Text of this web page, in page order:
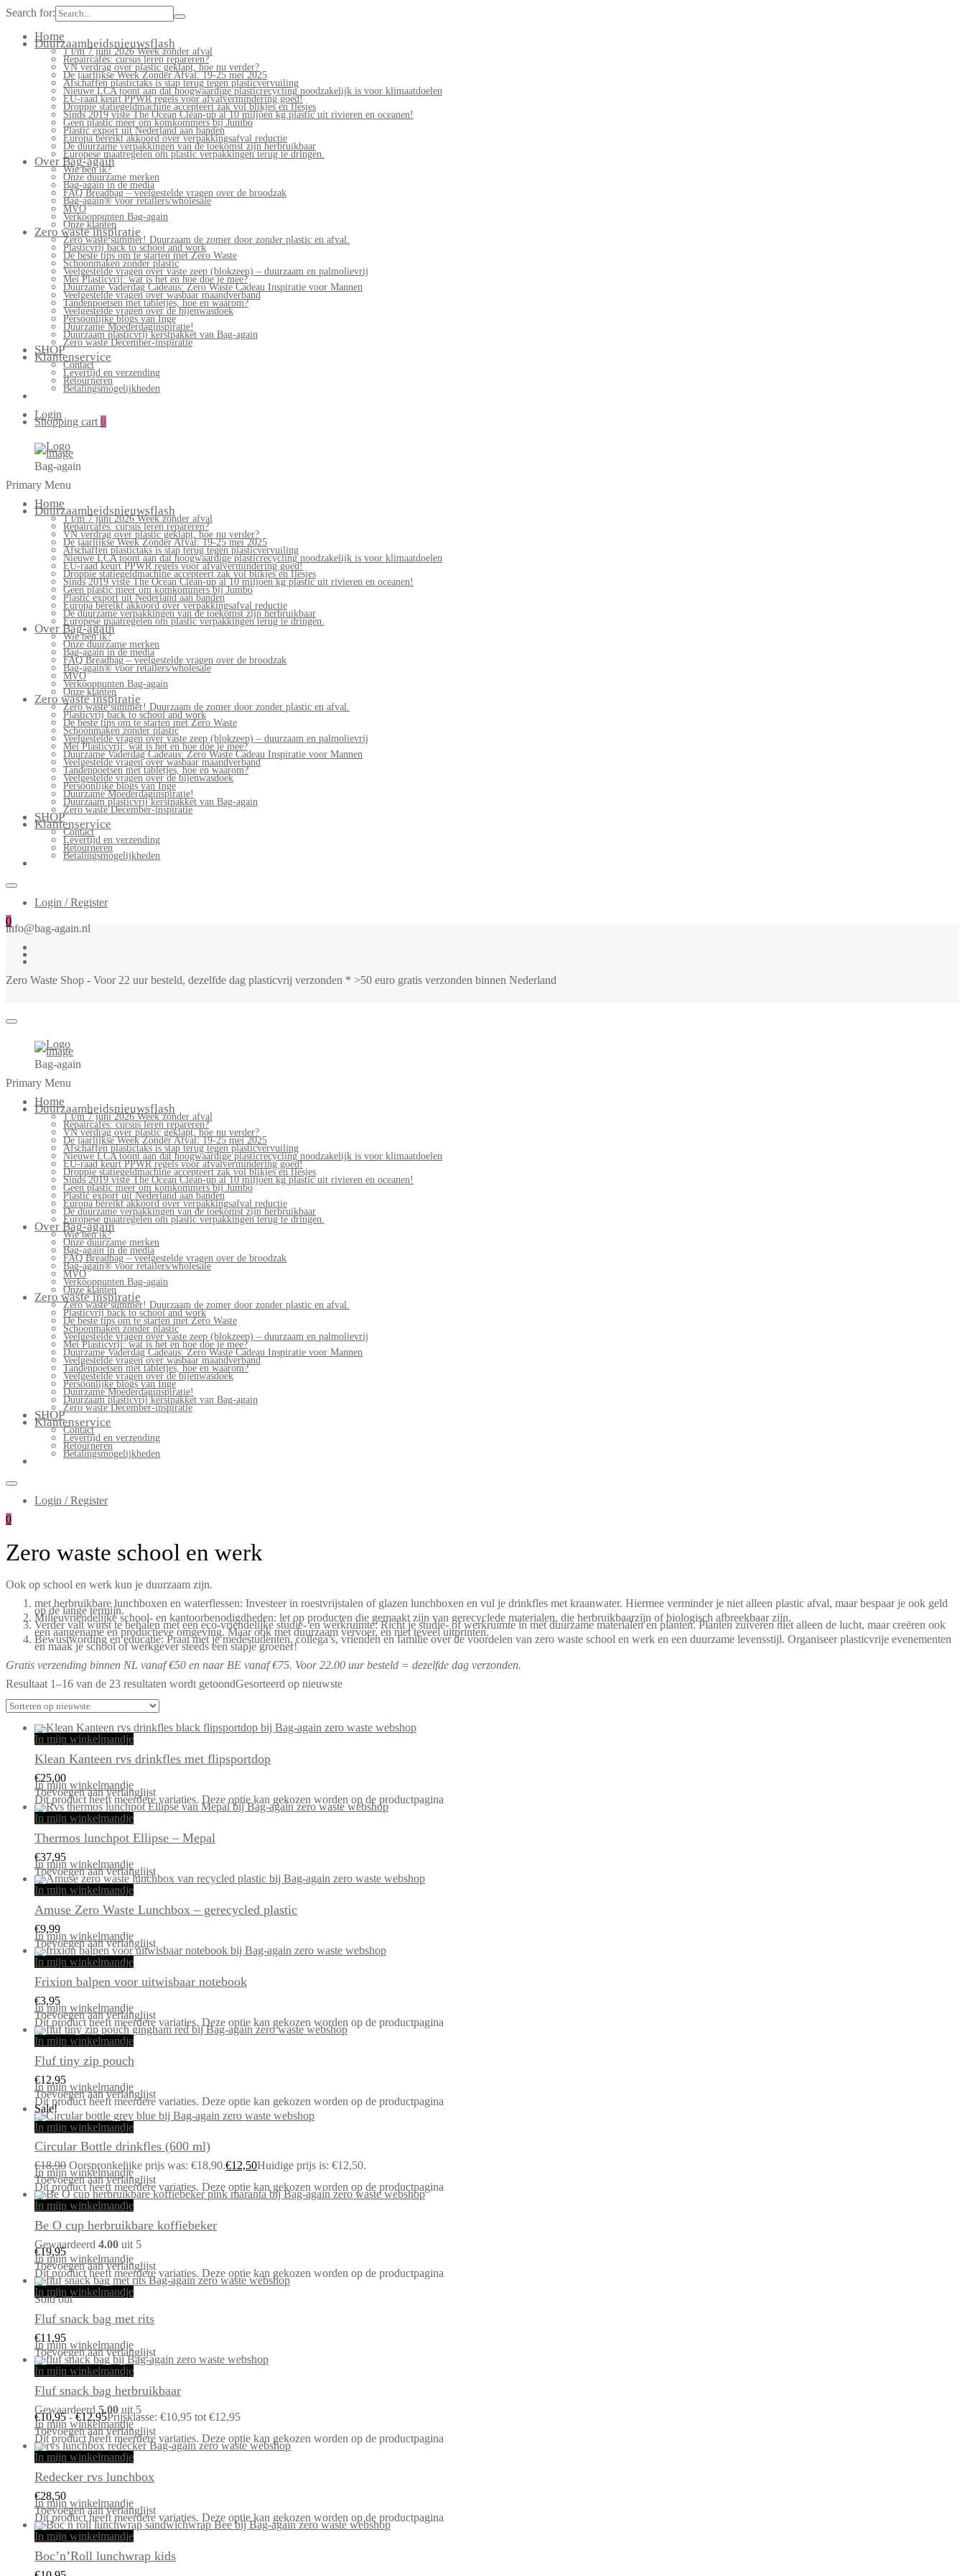
Search for:
Home
Duurzaamheidsnieuwsflash
1 t/m 7 juni 2026 Week zonder afval
Repaircafés: cursus leren repareren?
VN verdrag over plastic geklapt, hoe nu verder?
De jaarlijkse Week Zonder Afval: 19-25 mei 2025
Afschaffen plastictaks is stap terug tegen plasticvervuiling
Nieuwe LCA toont aan dat hoogwaardige plasticrecycling noodzakelijk is voor klimaatdoelen
EU-raad keurt PPWR regels voor afvalvermindering goed!
Droppie statiegeldmachine accepteert zak vol blikjes en flesjes
Sinds 2019 viste The Ocean Clean-up al 10 miljoen kg plastic uit rivieren en oceanen!
Geen plastic meer om komkommers bij Jumbo
Plastic export uit Nederland aan banden
Europa bereikt akkoord over verpakkingsafval reductie
De duurzame verpakkingen van de toekomst zijn herbruikbaar
Europese maatregelen om plastic verpakkingen terug te dringen.
Over Bag-again
Wie ben ik?
Onze duurzame merken
Bag-again in de media
FAQ Breadbag – veelgestelde vragen over de broodzak
Bag-again® voor retailers/wholesale
MVO
Verkooppunten Bag-again
Onze klanten
Zero waste inspiratie
Zero waste summer! Duurzaam de zomer door zonder plastic en afval.
Plasticvrij back to school and work
De beste tips om te starten met Zero Waste
Schoonmaken zonder plastic
Veelgestelde vragen over vaste zeep (blokzeep) – duurzaam en palmolievrij
Mei Plasticvrij: wat is het en hoe doe je mee?
Duurzame Vaderdag Cadeaus: Zero Waste Cadeau Inspiratie voor Mannen
Veelgestelde vragen over wasbaar maandverband
Tandenpoetsen met tabletjes, hoe en waarom?
Veelgestelde vragen over de bijenwasdoek
Persoonlijke blogs van Inge
Duurzame Moederdaginspiratie!
Duurzaam plasticvrij kerstpakket van Bag-again
Zero waste December-inspiratie
SHOP
Klantenservice
Contact
Levertijd en verzending
Retourneren
Betalingsmogelijkheden
Login
Shopping cart 0
Bag-again
Primary Menu
Home
Duurzaamheidsnieuwsflash
1 t/m 7 juni 2026 Week zonder afval
Repaircafés: cursus leren repareren?
VN verdrag over plastic geklapt, hoe nu verder?
De jaarlijkse Week Zonder Afval: 19-25 mei 2025
Afschaffen plastictaks is stap terug tegen plasticvervuiling
Nieuwe LCA toont aan dat hoogwaardige plasticrecycling noodzakelijk is voor klimaatdoelen
EU-raad keurt PPWR regels voor afvalvermindering goed!
Droppie statiegeldmachine accepteert zak vol blikjes en flesjes
Sinds 2019 viste The Ocean Clean-up al 10 miljoen kg plastic uit rivieren en oceanen!
Geen plastic meer om komkommers bij Jumbo
Plastic export uit Nederland aan banden
Europa bereikt akkoord over verpakkingsafval reductie
De duurzame verpakkingen van de toekomst zijn herbruikbaar
Europese maatregelen om plastic verpakkingen terug te dringen.
Over Bag-again
Wie ben ik?
Onze duurzame merken
Bag-again in de media
FAQ Breadbag – veelgestelde vragen over de broodzak
Bag-again® voor retailers/wholesale
MVO
Verkooppunten Bag-again
Onze klanten
Zero waste inspiratie
Zero waste summer! Duurzaam de zomer door zonder plastic en afval.
Plasticvrij back to school and work
De beste tips om te starten met Zero Waste
Schoonmaken zonder plastic
Veelgestelde vragen over vaste zeep (blokzeep) – duurzaam en palmolievrij
Mei Plasticvrij: wat is het en hoe doe je mee?
Duurzame Vaderdag Cadeaus: Zero Waste Cadeau Inspiratie voor Mannen
Veelgestelde vragen over wasbaar maandverband
Tandenpoetsen met tabletjes, hoe en waarom?
Veelgestelde vragen over de bijenwasdoek
Persoonlijke blogs van Inge
Duurzame Moederdaginspiratie!
Duurzaam plasticvrij kerstpakket van Bag-again
Zero waste December-inspiratie
SHOP
Klantenservice
Contact
Levertijd en verzending
Retourneren
Betalingsmogelijkheden
Login / Register
0
info@bag-again.nl
Zero Waste Shop - Voor 22 uur besteld, dezelfde dag plasticvrij verzonden * >50 euro gratis verzonden binnen Nederland
Bag-again
Primary Menu
Home
Duurzaamheidsnieuwsflash
1 t/m 7 juni 2026 Week zonder afval
Repaircafés: cursus leren repareren?
VN verdrag over plastic geklapt, hoe nu verder?
De jaarlijkse Week Zonder Afval: 19-25 mei 2025
Afschaffen plastictaks is stap terug tegen plasticvervuiling
Nieuwe LCA toont aan dat hoogwaardige plasticrecycling noodzakelijk is voor klimaatdoelen
EU-raad keurt PPWR regels voor afvalvermindering goed!
Droppie statiegeldmachine accepteert zak vol blikjes en flesjes
Sinds 2019 viste The Ocean Clean-up al 10 miljoen kg plastic uit rivieren en oceanen!
Geen plastic meer om komkommers bij Jumbo
Plastic export uit Nederland aan banden
Europa bereikt akkoord over verpakkingsafval reductie
De duurzame verpakkingen van de toekomst zijn herbruikbaar
Europese maatregelen om plastic verpakkingen terug te dringen.
Over Bag-again
Wie ben ik?
Onze duurzame merken
Bag-again in de media
FAQ Breadbag – veelgestelde vragen over de broodzak
Bag-again® voor retailers/wholesale
MVO
Verkooppunten Bag-again
Onze klanten
Zero waste inspiratie
Zero waste summer! Duurzaam de zomer door zonder plastic en afval.
Plasticvrij back to school and work
De beste tips om te starten met Zero Waste
Schoonmaken zonder plastic
Veelgestelde vragen over vaste zeep (blokzeep) – duurzaam en palmolievrij
Mei Plasticvrij: wat is het en hoe doe je mee?
Duurzame Vaderdag Cadeaus: Zero Waste Cadeau Inspiratie voor Mannen
Veelgestelde vragen over wasbaar maandverband
Tandenpoetsen met tabletjes, hoe en waarom?
Veelgestelde vragen over de bijenwasdoek
Persoonlijke blogs van Inge
Duurzame Moederdaginspiratie!
Duurzaam plasticvrij kerstpakket van Bag-again
Zero waste December-inspiratie
SHOP
Klantenservice
Contact
Levertijd en verzending
Retourneren
Betalingsmogelijkheden
Login / Register
0
Zero waste school en werk
Ook op school en werk kun je duurzaam zijn.
met herbruikbare lunchboxen en waterflessen: Investeer in roestvrijstalen of glazen lunchboxen en vul je drinkfles met kraanwater. Hiermee verminder je niet alleen plastic afval, maar bespaar je ook geld
op de lange termijn.
Milieuvriendelijke school- en kantoorbenodigdheden: let op producten die gemaakt zijn van gerecyclede materialen, die herbruikbaarzijn of biologisch afbreekbaar zijn.
Verder valt winst te behalen met een eco-vriendelijke studie- en werkruimte: Richt je studie- of werkruimte in met duurzame materialen en planten. Planten zuiveren niet alleen de lucht, maar creëren ook
een aangename en productieve omgeving. Maar ook met duurzaam vervoer, en niet teveel uitprinten.
Bewustwording en educatie: Praat met je medestudenten, collega’s, vrienden en familie over de voordelen van zero waste school en werk en een duurzame levensstijl. Organiseer plasticvrije evenementen
en maak je school of werkgever steeds een stapje groener!
Gratis verzending binnen NL vanaf €50 en naar BE vanaf €75. Voor 22.00 uur besteld = dezelfde dag verzonden.
Resultaat 1–16 van de 23 resultaten wordt getoondGesorteerd op nieuwste
In mijn winkelmandje
Klean Kanteen rvs drinkfles met flipsportdop
€25,00
In mijn winkelmandje
Toevoegen aan verlanglijst
Dit product heeft meerdere variaties. Deze optie kan gekozen worden op de productpagina
In mijn winkelmandje
Thermos lunchpot Ellipse – Mepal
€37,95
In mijn winkelmandje
Toevoegen aan verlanglijst
In mijn winkelmandje
Amuse Zero Waste Lunchbox – gerecycled plastic
€9,99
In mijn winkelmandje
Toevoegen aan verlanglijst
In mijn winkelmandje
Frixion balpen voor uitwisbaar notebook
€3,95
In mijn winkelmandje
Toevoegen aan verlanglijst
Dit product heeft meerdere variaties. Deze optie kan gekozen worden op de productpagina
In mijn winkelmandje
Fluf tiny zip pouch
€12,95
In mijn winkelmandje
Toevoegen aan verlanglijst
Dit product heeft meerdere variaties. Deze optie kan gekozen worden op de productpagina
Sale!
In mijn winkelmandje
Circular Bottle drinkfles (600 ml)
€18,90 Oorspronkelijke prijs was: €18,90.€12,50Huidige prijs is: €12,50.
In mijn winkelmandje
Toevoegen aan verlanglijst
Dit product heeft meerdere variaties. Deze optie kan gekozen worden op de productpagina
In mijn winkelmandje
Be O cup herbruikbare koffiebeker
Gewaardeerd 4.00 uit 5
€19,95
In mijn winkelmandje
Toevoegen aan verlanglijst
Dit product heeft meerdere variaties. Deze optie kan gekozen worden op de productpagina
In mijn winkelmandje
Sold out
Fluf snack bag met rits
€11,95
In mijn winkelmandje
Toevoegen aan verlanglijst
In mijn winkelmandje
Fluf snack bag herbruikbaar
Gewaardeerd 5.00 uit 5
€10,95 - €12,95Prijsklasse: €10,95 tot €12,95
In mijn winkelmandje
Toevoegen aan verlanglijst
Dit product heeft meerdere variaties. Deze optie kan gekozen worden op de productpagina
In mijn winkelmandje
Redecker rvs lunchbox
€28,50
In mijn winkelmandje
Toevoegen aan verlanglijst
Dit product heeft meerdere variaties. Deze optie kan gekozen worden op de productpagina
In mijn winkelmandje
Boc’n’Roll lunchwrap kids